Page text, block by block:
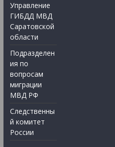
Управление
ГИБДД МВД
Саратовской
области
Подразделен
ия по
вопросам
миграции
МВД РФ
Следственны
й комитет
России